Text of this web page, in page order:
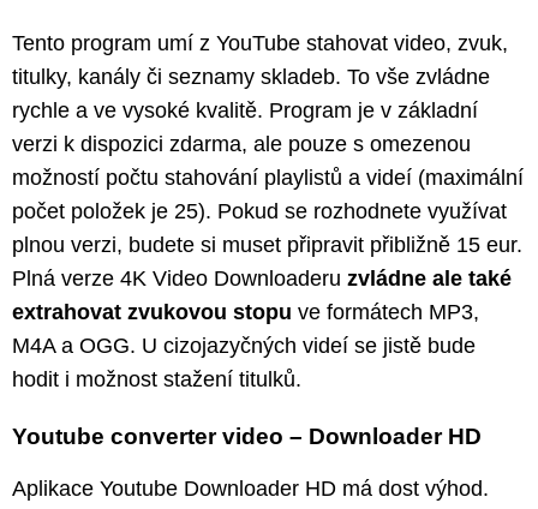
Tento program umí z YouTube stahovat video, zvuk,
titulky, kanály či seznamy skladeb. To vše zvládne
rychle a ve vysoké kvalitě. Program je v základní
verzi k dispozici zdarma, ale pouze s omezenou
možností počtu stahování playlistů a videí (maximální
počet položek je 25). Pokud se rozhodnete využívat
plnou verzi, budete si muset připravit přibližně 15 eur.
Plná verze 4K Video Downloaderu zvládne ale také
extrahovat zvukovou stopu ve formátech MP3,
M4A a OGG. U cizojazyčných videí se jistě bude
hodit i možnost stažení titulků.
Youtube converter video – Downloader HD
Aplikace Youtube Downloader HD má dost výhod.